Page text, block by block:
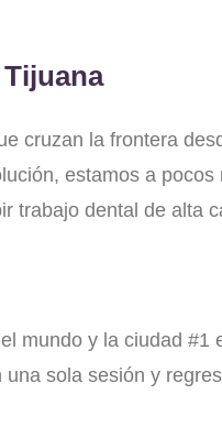
Tijuana
cruzan la frontera
estamos a
trabajo dental de alta
mundo y la ciudad
sola sesión y